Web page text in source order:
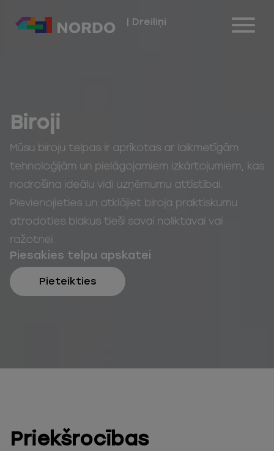
| Dreiliņi
Biroji
Mūsu biroju telpas ir aprīkotas ar laikmetīgām
tehnoloģijām un pielāgojamiem izkārtojumiem, kas
nodrošina ideālu vidi uzņēmumu attīstībai.
Pievienojieties un atklājiet biroja praktiskumu
atrodoties blakus tieši savai noliktavai vai
ražotnei.
Piesakies telpu apskatei
Pieteikties
Priekšrocības